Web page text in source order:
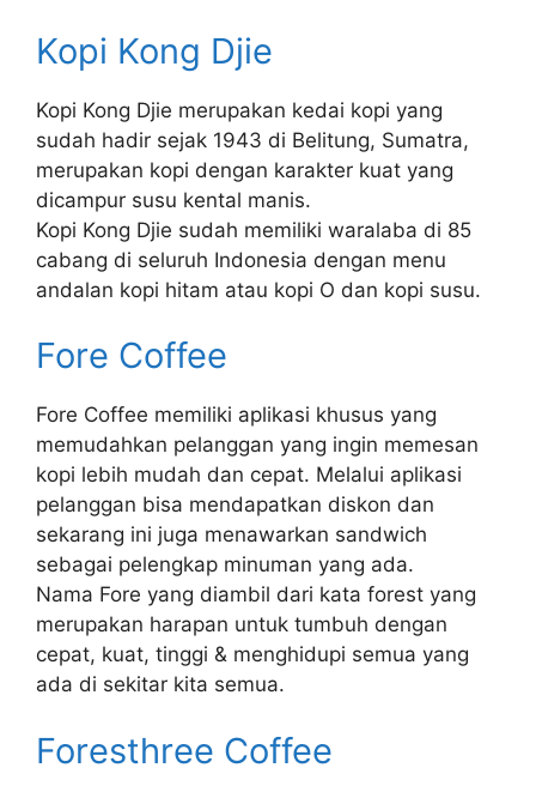
Kopi Kong Djie
Kopi Kong Djie merupakan kedai kopi yang
sudah hadir sejak 1943 di Belitung, Sumatra,
merupakan kopi dengan karakter kuat yang
dicampur susu kental manis.
Kopi Kong Djie sudah memiliki waralaba di 85
cabang di seluruh Indonesia dengan menu
andalan kopi hitam atau kopi O dan kopi susu.
Fore Coffee
Fore Coffee memiliki aplikasi khusus yang
memudahkan pelanggan yang ingin memesan
kopi lebih mudah dan cepat. Melalui aplikasi
pelanggan bisa mendapatkan diskon dan
sekarang ini juga menawarkan sandwich
sebagai pelengkap minuman yang ada.
Nama Fore yang diambil dari kata forest yang
merupakan harapan untuk tumbuh dengan
cepat, kuat, tinggi & menghidupi semua yang
ada di sekitar kita semua.
Foresthree Coffee